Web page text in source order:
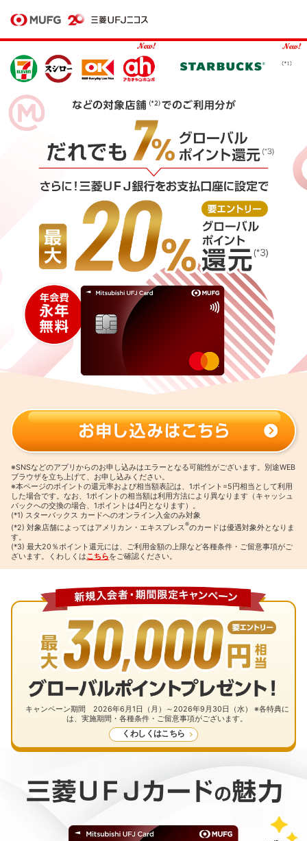
※SNSなどのアプリからのお申し込みはエラーとなる可能性がございます。別途WEB
ブラウザを立ち上げて、お申し込みください。
※本ページのポイントの還元率および相当額表記は、1ポイント=5円相当として利用
した場合です。なお、1ポイントの相当額は利用方法により異なります（キャッシュ
バックへの交換の場合、1ポイントは4円となります）。
(*1) スターバックス カードへのオンライン入金のみ対象
(*2) 対象店舗によってはアメリカン・エキスプレス®のカードは優遇対象外となりま
す。
(*3) 最大20％ポイント還元には、ご利用金額の上限など各種条件・ご留意事項がご
ざいます。くわしくはこちらをご確認ください。
キャンペーン期間 2026年6月1日（月）～2026年9月30日（水） ※各特典に
は、実施期間・各種条件・ご留意事項がございます。
くわしくはこちら